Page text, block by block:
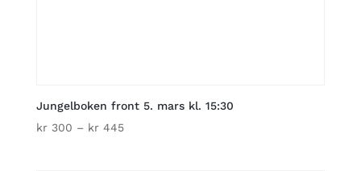
Jungelboken front 5. mars kl. 15:30
kr300 – kr445Price